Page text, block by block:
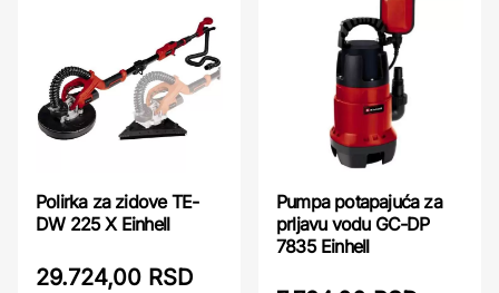
Polirka za zidove TE-
DW 225 X Einhell
29.724,00 RSD
Pumpa potapajuća za
prljavu vodu GC-DP
7835 Einhell